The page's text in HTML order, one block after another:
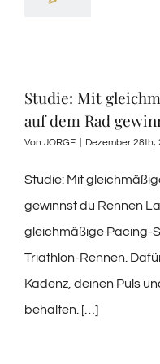
Studie: Mit
auf dem Rad
Von JORGE Dezember 28th,
Studie: Mit
gewinnst du Rennen
gleichmäßige Pacing-
Triathlon-Rennen.
Kadenz, deinen Puls
behalten. […]